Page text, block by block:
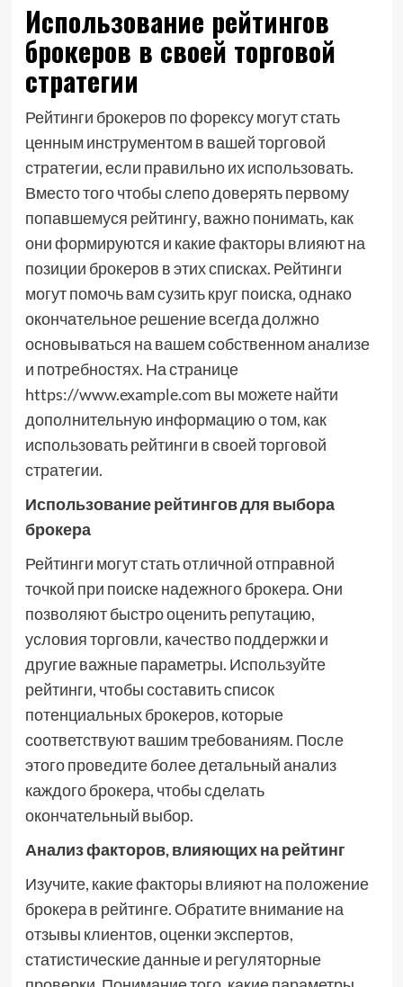
Использование рейтингов
брокеров в своей торговой
стратегии
Рейтинги брокеров по форексу могут стать
ценным инструментом в вашей торговой
стратегии, если правильно их использовать.
Вместо того чтобы слепо доверять первому
попавшемуся рейтингу, важно понимать, как
они формируются и какие факторы влияют на
позиции брокеров в этих списках. Рейтинги
могут помочь вам сузить круг поиска, однако
окончательное решение всегда должно
основываться на вашем собственном анализе
и потребностях. На странице
https://www.example.com вы можете найти
дополнительную информацию о том, как
использовать рейтинги в своей торговой
стратегии.
Использование рейтингов для выбора
брокера
Рейтинги могут стать отличной отправной
точкой при поиске надежного брокера. Они
позволяют быстро оценить репутацию,
условия торговли, качество поддержки и
другие важные параметры. Используйте
рейтинги, чтобы составить список
потенциальных брокеров, которые
соответствуют вашим требованиям. После
этого проведите более детальный анализ
каждого брокера, чтобы сделать
окончательный выбор.
Анализ факторов, влияющих на рейтинг
Изучите, какие факторы влияют на положение
брокера в рейтинге. Обратите внимание на
отзывы клиентов, оценки экспертов,
статистические данные и регуляторные